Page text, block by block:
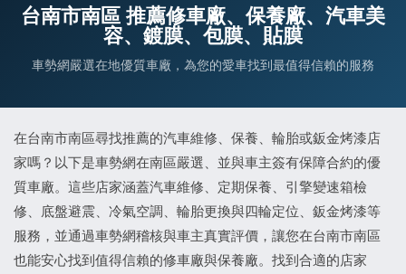
台南市南區 推薦修車廠、保養廠、汽車美
容、鍍膜、包膜、貼膜
車勢網嚴選在地優質車廠，為您的愛車找到最值得信賴的服務
在台南市南區尋找推薦的汽車維修、保養、輪胎或鈑金烤漆店
家嗎？以下是車勢網在南區嚴選、並與車主簽有保障合約的優
質車廠。這些店家涵蓋汽車維修、定期保養、引擎變速箱檢
修、底盤避震、冷氣空調、輪胎更換與四輪定位、鈑金烤漆等
服務，並通過車勢網稽核與車主真實評價，讓您在台南市南區
也能安心找到值得信賴的修車廠與保養廠。找到合適的店家